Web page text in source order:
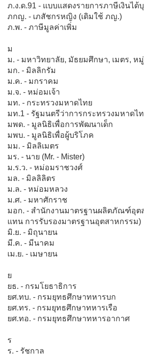
ภ.ง.ด.91 - แบบแสดงรายการภาษีเงินได้
ภกญ. - เภสัชกรหญิง (เดิมใช้ ภญ.)
ภ.พ. - ภาษีมูลค่าเพิ่ม
ม
ม. - มหาวิทยาลัย, มัธยมศึกษา, เมตร, ห
มก. - มิลลิกรัม
ม.ค. - มกราคม
ม.จ. - หม่อมเจ้า
มท. - กระทรวงมหาดไทย
มท.1 - รัฐมนตรีว่าการกระทรวงมหาดไ
มพด. - มูลนิธิเพื่อการพัฒนาเด็ก
มพบ. - มูลนิธิเพื่อผู้บริโภค
มม. - มิลลิเมตร
มร. - นาย (Mr. - Mister)
ม.ร.ว. - หม่อมราชวงศ์
มล. - มิลลิลิตร
ม.ล. - หม่อมหลวง
ม.ศ. - มหาศักราช
มอก. - สำนักงานมาตรฐานผลิตภัณฑ์อุต
แทน การรับรองมาตรฐานอุตสาหกรรม)
มิ.ย. - มิถุนายน
มี.ค. - มีนาคม
เม.ย. - เมษายน
ย
ยธ. - กรมโยธาธิการ
ยศ.ทบ. - กรมยุทธศึกษาทหารบก
ยศ.ทร. - กรมยุทธศึกษาทหารเรือ
ยศ.ทอ. - กรมยุทธศึกษาทหารอากาศ
ร
ร. - รัชกาล